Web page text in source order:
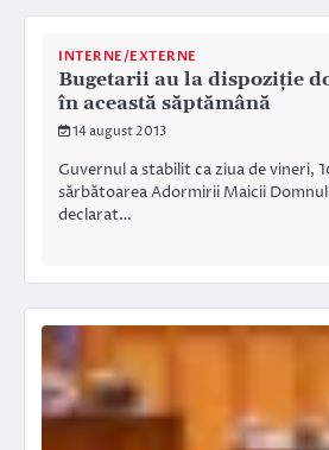
INTERNE/EXTERNE
Bugetarii au la dispoziţie
în această săptămână
14 august 2013
Guvernul a stabilit ca ziua de vineri,
sărbătoarea Adormirii Maicii
declarat…